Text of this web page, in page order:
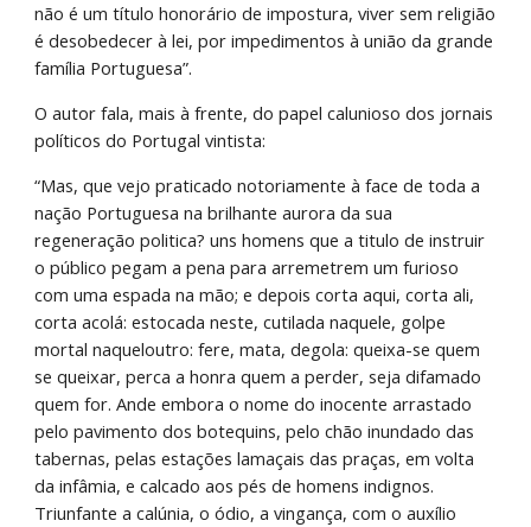
não é um título honorário de impostura, viver sem religião
é desobedecer à lei, por impedimentos à união da grande
família Portuguesa”.
O autor fala, mais à frente, do papel calunioso dos jornais
políticos do Portugal vintista:
“Mas, que vejo praticado notoriamente à face de toda a
nação Portuguesa na brilhante aurora da sua
regeneração politica? uns homens que a titulo de instruir
o público pegam a pena para arremetrem um furioso
com uma espada na mão; e depois corta aqui, corta ali,
corta acolá: estocada neste, cutilada naquele, golpe
mortal naqueloutro: fere, mata, degola: queixa-se quem
se queixar, perca a honra quem a perder, seja difamado
quem for. Ande embora o nome do inocente arrastado
pelo pavimento dos botequins, pelo chão inundado das
tabernas, pelas estações lamaçais das praças, em volta
da infâmia, e calcado aos pés de homens indignos.
Triunfante a calúnia, o ódio, a vingança, com o auxílio